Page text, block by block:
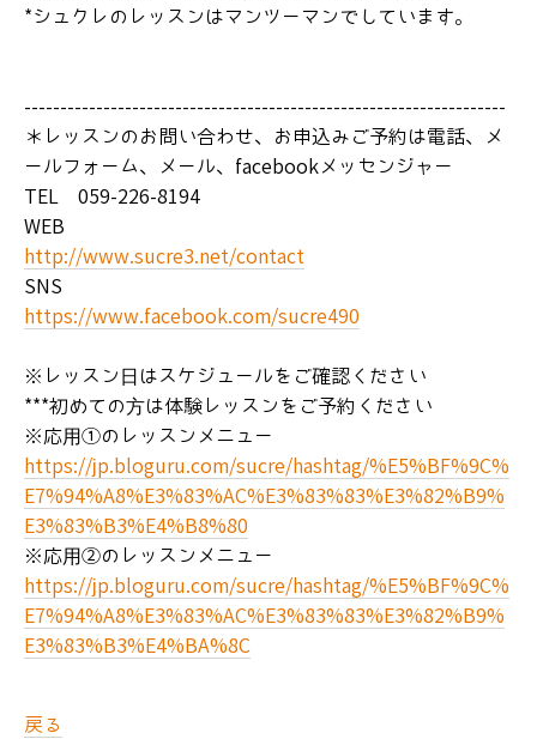
*シュクレのレッスンはマンツーマンでしています。
-------------------------------------------------------------------
＊レッスンのお問い合わせ、お申込みご予約は電話、メ
ールフォーム、メール、facebookメッセンジャー
TEL 059-226-8194
WEB
http://www.sucre3.net/contact
SNS
https://www.facebook.com/sucre490
※レッスン日はスケジュールをご確認ください
***初めての方は体験レッスンをご予約ください
※応用①のレッスンメニュー
https://jp.bloguru.com/sucre/hashtag/%E5%BF%9C%
E7%94%A8%E3%83%AC%E3%83%83%E3%82%B9%
E3%83%B3%E4%B8%80
※応用②のレッスンメニュー
https://jp.bloguru.com/sucre/hashtag/%E5%BF%9C%
E7%94%A8%E3%83%AC%E3%83%83%E3%82%B9%
E3%83%B3%E4%BA%8C
戻る